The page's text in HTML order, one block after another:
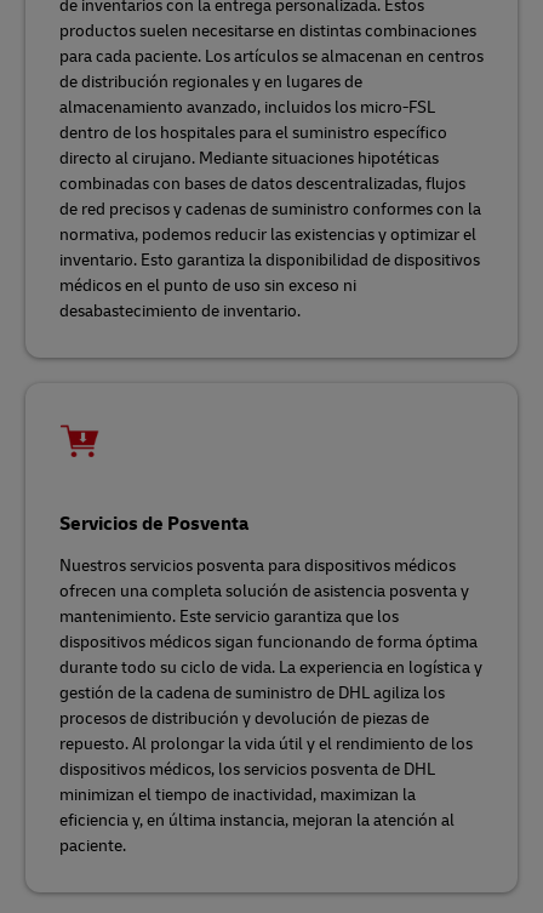
de inventarios con la entrega personalizada. Estos
productos suelen necesitarse en distintas combinaciones
para cada paciente. Los artículos se almacenan en centros
de distribución regionales y en lugares de
almacenamiento avanzado, incluidos los micro-FSL
dentro de los hospitales para el suministro específico
directo al cirujano. Mediante situaciones hipotéticas
combinadas con bases de datos descentralizadas, flujos
de red precisos y cadenas de suministro conformes con la
normativa, podemos reducir las existencias y optimizar el
inventario. Esto garantiza la disponibilidad de dispositivos
médicos en el punto de uso sin exceso ni
desabastecimiento de inventario.
Servicios de Posventa
Nuestros servicios posventa para dispositivos médicos
ofrecen una completa solución de asistencia posventa y
mantenimiento. Este servicio garantiza que los
dispositivos médicos sigan funcionando de forma óptima
durante todo su ciclo de vida. La experiencia en logística y
gestión de la cadena de suministro de DHL agiliza los
procesos de distribución y devolución de piezas de
repuesto. Al prolongar la vida útil y el rendimiento de los
dispositivos médicos, los servicios posventa de DHL
minimizan el tiempo de inactividad, maximizan la
eficiencia y, en última instancia, mejoran la atención al
paciente.